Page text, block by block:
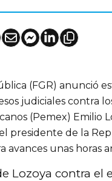
(FGR) anunció
judiciales contra
(Pemex) Emilio
presidente de la
avances unas horas
Lozoya contra el